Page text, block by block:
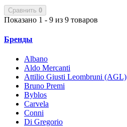
Сравнить 0
Показано 1 - 9 из 9 товаров
Бренды
Albano
Aldo Mercanti
Attilio Giusti Leombruni (AGL)
Bruno Premi
Byblos
Carvela
Conni
Di Gregorio